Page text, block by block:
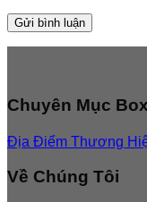
Chuyên Mục
Địa Điểm Thương
Về Chúng Tôi